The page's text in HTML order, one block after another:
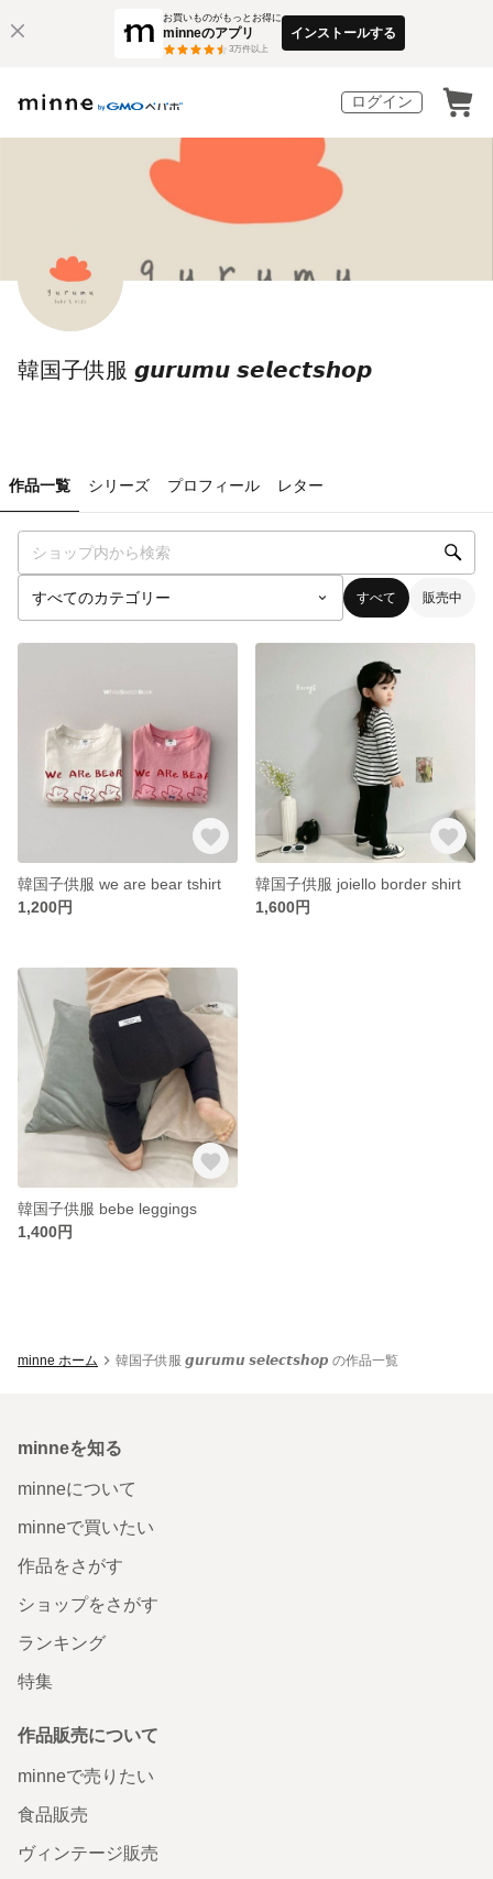
お買いものがもっとお得に
minneのアプリ
3万件以上
インストールする
ログイン
韓国子供服 𝙜𝙪𝙧𝙪𝙢𝙪 𝙨𝙚𝙡𝙚𝙘𝙩𝙨𝙝𝙤𝙥
作品一覧 シリーズ プロフィール レター
すべて 販売中
韓国子供服 we are bear tshirt
1,200円
韓国子供服 joiello border shirt
1,600円
韓国子供服 bebe leggings
1,400円
minne ホーム 韓国子供服 𝙜𝙪𝙧𝙪𝙢𝙪 𝙨𝙚𝙡𝙚𝙘𝙩𝙨𝙝𝙤𝙥 の作品一覧
minneを知る
minneについて
minneで買いたい
作品をさがす
ショップをさがす
ランキング
特集
作品販売について
minneで売りたい
食品販売
ヴィンテージ販売